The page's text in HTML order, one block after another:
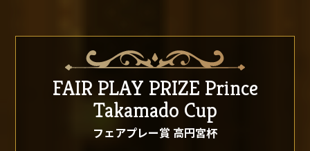
FAIR PLAY PRIZE Prince
Takamado Cup
フェアプレー賞 高円宮杯